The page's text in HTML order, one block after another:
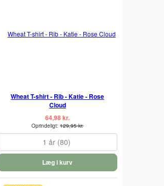
Wheat T-shirt - Rib - Katie - Rose
Cloud
64,98 kr.
Oprindeligt:129,95 kr.
1 år (80)
Læg i kurv